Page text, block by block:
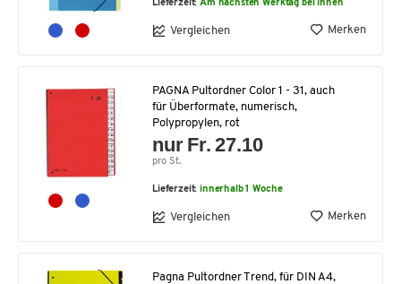
Lieferzeit:Am nächsten Werktag bei Ihnen
Vergleichen Merken
PAGNA Pultordner Color 1 - 31, auch
für Überformate, numerisch,
Polypropylen, rot
nur Fr. 27.10
pro St.
Lieferzeit:innerhalb 1 Woche
Vergleichen Merken
Pagna Pultordner Trend, für DIN A4,